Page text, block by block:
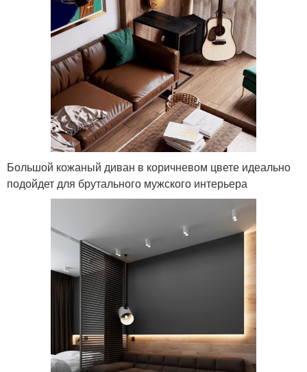
Большой кожаный диван в коричневом цвете идеально
подойдет для брутального мужского интерьера